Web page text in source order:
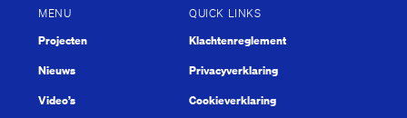
MENU
Projecten
Nieuws
Video’s
QUICK LINKS
Klachtenreglement
Privacyverklaring
Cookieverklaring